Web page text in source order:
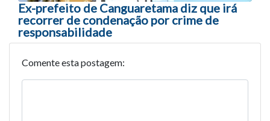
Ex-prefeito de Canguaretama diz que irá
recorrer de condenação por crime de
responsabilidade
Comente esta postagem: